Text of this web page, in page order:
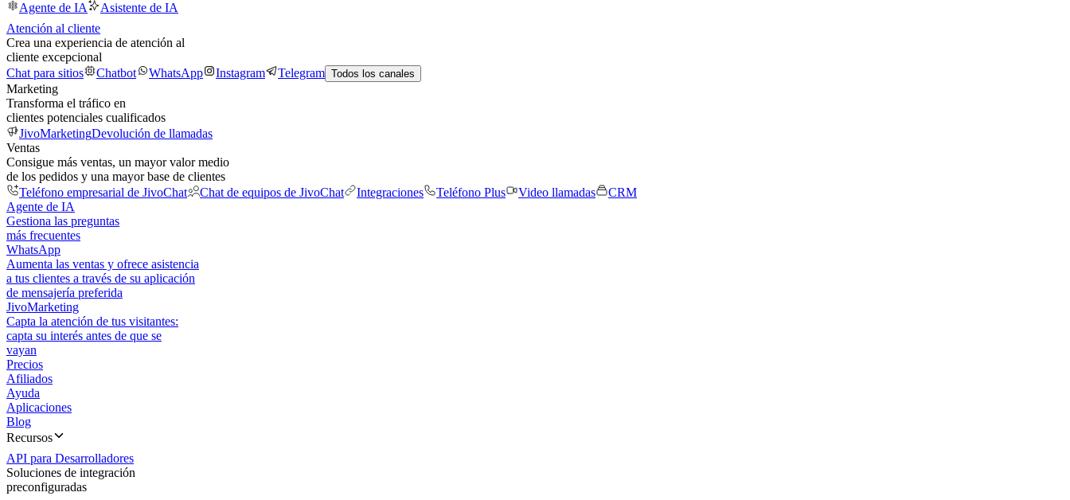
Agente de IA
Asistente de IA
Atención al cliente
Crea una experiencia de atención al
cliente excepcional
Chat para sitios
Chatbot WhatsApp Instagram Telegram Todos los canales
Marketing
Transforma el tráfico en
clientes potenciales cualificados
JivoMarketingDevolución de llamadas
Ventas
Consigue más ventas, un mayor valor medio
de los pedidos y una mayor base de clientes
Teléfono empresarial de JivoChat
Chat de equipos de JivoChat Integraciones Teléfono Plus Video llamadas
CRM
Agente de IA
Gestiona las preguntas
más frecuentes
WhatsApp
Aumenta las ventas y ofrece asistencia
a tus clientes a través de su aplicación
de mensajería preferida
JivoMarketing
Capta la atención de tus visitantes:
capta su interés antes de que se
vayan
Precios
Afiliados
Ayuda
Aplicaciones
Blog
Recursos
API para Desarrolladores
Soluciones de integración
preconfiguradas